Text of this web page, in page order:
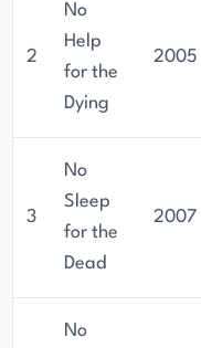
2
No
Help
for the
Dying
2005
3
No
Sleep
for the
Dead
2007
No